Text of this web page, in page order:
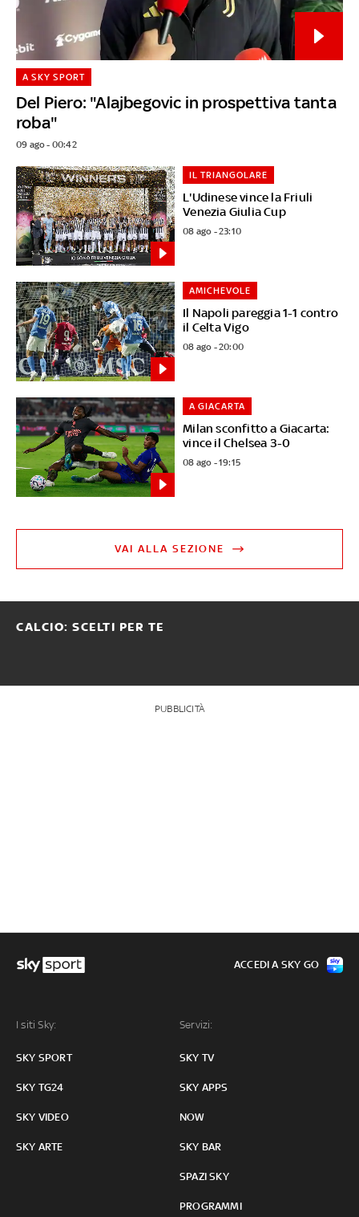
Del Piero: "Alajbegovic in prospettiva tanta
roba"
A SKY SPORT
09 ago - 00:42
L'Udinese vince la Friuli
Venezia Giulia Cup
IL TRIANGOLARE
08 ago - 23:10
Il Napoli pareggia 1-1 contro
il Celta Vigo
AMICHEVOLE
08 ago - 20:00
Milan sconfitto a Giacarta:
vince il Chelsea 3-0
A GIACARTA
08 ago - 19:15
VAI ALLA SEZIONE
CALCIO: SCELTI PER TE
PUBBLICITÀ
I siti Sky:
SKY SPORT
SKY TG24
SKY VIDEO
SKY ARTE
Servizi:
SKY TV
SKY APPS
NOW
SKY BAR
SPAZI SKY
PROGRAMMI
ACCEDI A SKY GO